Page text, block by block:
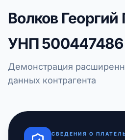
Волков Георгий
УНП500447486
Демонстрация
данных контрагента
СВЕДЕНИЯ О